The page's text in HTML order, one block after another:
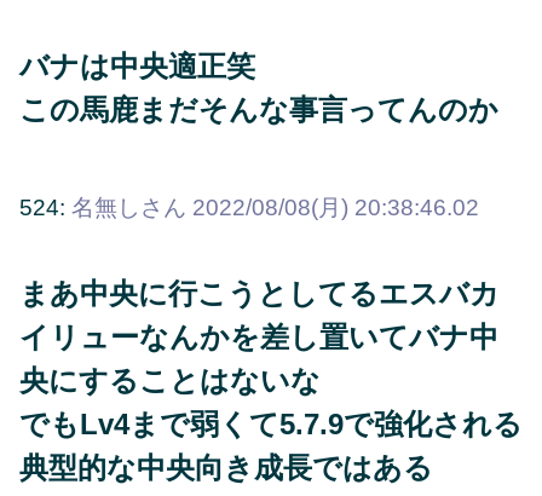
バナは中央適正笑
この馬鹿まだそんな事言ってんのか
524: 名無しさん 2022/08/08(月) 20:38:46.02
まあ中央に行こうとしてるエスバカ
イリューなんかを差し置いてバナ中
央にすることはないな
でもLv4まで弱くて5.7.9で強化される
典型的な中央向き成長ではある